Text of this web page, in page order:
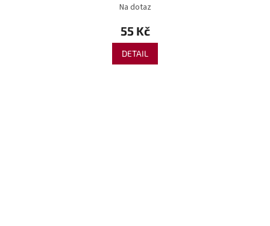
Na dotaz
55 Kč
DETAIL